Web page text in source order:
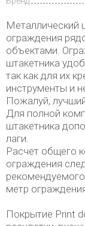
Металлический
ограждения
объектами.
штакетника
так как для их
инструменты и
Пожалуй,
Для полной
штакетника
лаги.
Расчет общего
ограждения
метр
Покрытие Print